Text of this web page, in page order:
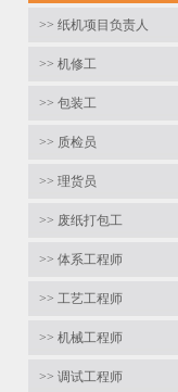
>> 纸机项目负责人
>> 机修工
>> 包装工
>> 质检员
>> 理货员
>> 废纸打包工
>> 体系工程师
>> 工艺工程师
>> 机械工程师
>> 调试工程师